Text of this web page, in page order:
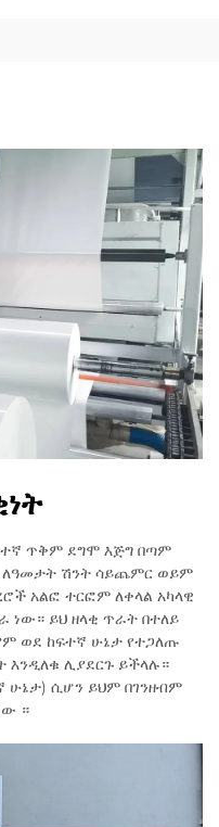
ጥቅም ደግሞ እጅግ በጣም
ለዓመታት ሽንት ሳይጨምር ወይም
አልፎ ተርፎም ለቀላል አካላዊ
ይህ ዘላቂ ጥራት በተለይ
ወደ ከፍተኛ ሁኔታ የተጋለጡ
እንዲለቁ ሊያደርጉ ይችላሉ።
ሁኔታ) ሲሆን ይህም በገንዘብም
።